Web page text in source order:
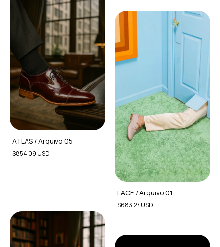
ATLAS / Arquivo 05
$854.09 USD
LACE / Arquivo 01
$683.27 USD